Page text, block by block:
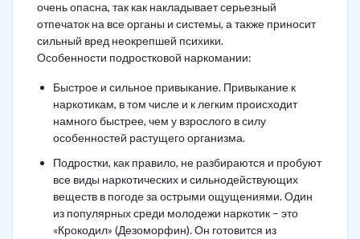
очень опасна, так как накладывает серьезный
отпечаток на все органы и системы, а также приносит
сильный вред неокрепшей психики.
Особенности подростковой наркомании:
Быстрое и сильное привыкание. Привыкание к
наркотикам, в том числе и к легким происходит
намного быстрее, чем у взрослого в силу
особенностей растущего организма.
Подростки, как правило, не разбираются и пробуют
все виды наркотических и сильнодействующих
веществ в погоде за острыми ощущениями. Один
из популярных среди молодежи наркотик – это
«Крокодил» (Дезоморфин). Он готовится из